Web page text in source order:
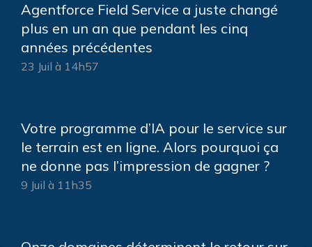
Agentforce Field Service a juste changé
plus en un an que pendant les cinq
années précédentes
23 Juil à 14h57
Votre programme d’IA pour le service sur
le terrain est en ligne. Alors pourquoi ça
ne donne pas l’impression de gagner ?
9 Juil à 11h35